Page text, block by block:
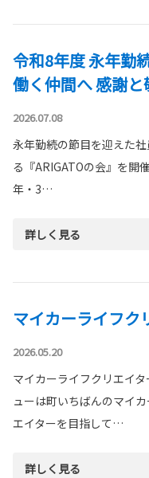
令和8年度 永年勤
働く仲間へ 感謝
2026.07.08
永年勤続の節目を迎えた
る『ARIGATOの会』を開
年・3…
詳しく見る
マイカーライフ
2026.05.20
マイカーライフクリエイ
ューは町いちばんのマイ
エイターを目指して…
詳しく見る